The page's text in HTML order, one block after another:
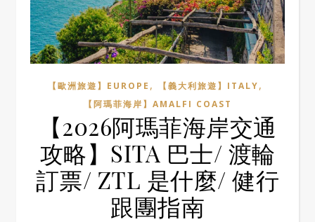
【歐洲旅遊】EUROPE , 【義大利旅遊】ITALY,
【阿瑪菲海岸】AMALFI COAST
【2026阿瑪菲海岸交通
攻略】SITA 巴士/ 渡輪
訂票/ ZTL 是什麼/ 健行
跟團指南